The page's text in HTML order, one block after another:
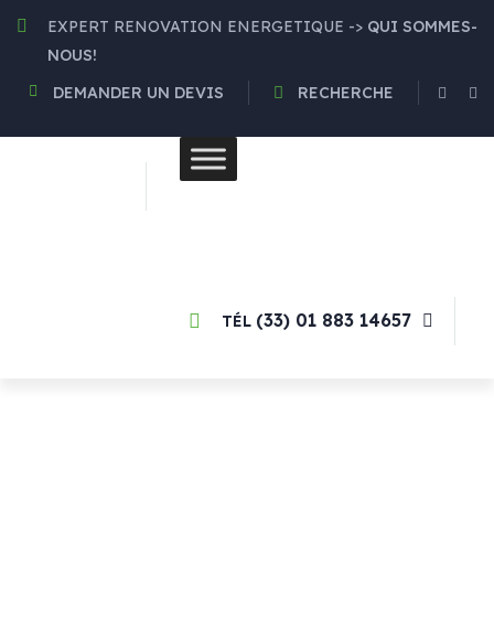
EXPERT RENOVATION ENERGETIQUE -> QUI SOMMES-
NOUS!
DEMANDER UN DEVIS
RECHERCHE
TÉL (33) 01 883 14657
Optimisez VotreConfortavec
nosSolutions de Chauffage
Éco-Responsables
panneaux solaires! 🌿
gouvernementales
! 🌞
En Savoir plus !